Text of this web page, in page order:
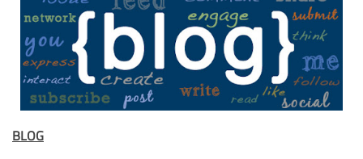
BLOG